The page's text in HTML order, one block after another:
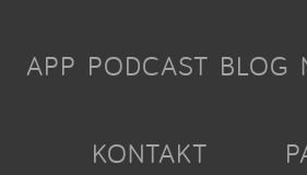
APP PODCAST BLOG
KONTAKT